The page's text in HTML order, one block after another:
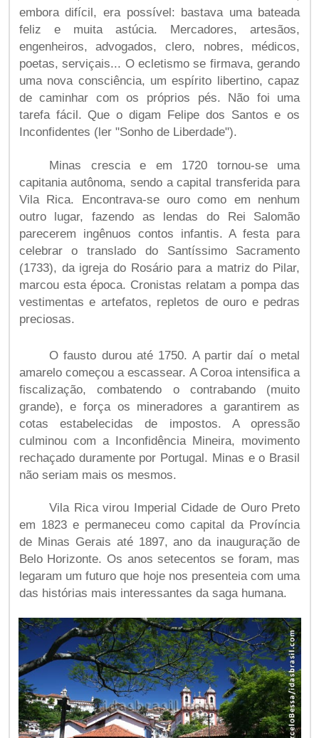
embora difícil, era possível: bastava uma bateada
feliz e muita astúcia. Mercadores, artesãos,
engenheiros, advogados, clero, nobres, médicos,
poetas, serviçais... O ecletismo se firmava, gerando
uma nova consciência, um espírito libertino, capaz
de caminhar com os próprios pés. Não foi uma
tarefa fácil. Que o digam Felipe dos Santos e os
Inconfidentes (ler "Sonho de Liberdade").
Minas crescia e em 1720 tornou-se uma
capitania autônoma, sendo a capital transferida para
Vila Rica. Encontrava-se ouro como em nenhum
outro lugar, fazendo as lendas do Rei Salomão
parecerem ingênuos contos infantis. A festa para
celebrar o translado do Santíssimo Sacramento
(1733), da igreja do Rosário para a matriz do Pilar,
marcou esta época. Cronistas relatam a pompa das
vestimentas e artefatos, repletos de ouro e pedras
preciosas.
O fausto durou até 1750. A partir daí o metal
amarelo começou a escassear. A Coroa intensifica a
fiscalização, combatendo o contrabando (muito
grande), e força os mineradores a garantirem as
cotas estabelecidas de impostos. A opressão
culminou com a Inconfidência Mineira, movimento
rechaçado duramente por Portugal. Minas e o Brasil
não seriam mais os mesmos.
Vila Rica virou Imperial Cidade de Ouro Preto
em 1823 e permaneceu como capital da Província
de Minas Gerais até 1897, ano da inauguração de
Belo Horizonte. Os anos setecentos se foram, mas
legaram um futuro que hoje nos presenteia com uma
das histórias mais interessantes da saga humana.